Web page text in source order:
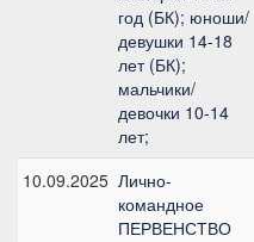
год (БК); юноши/
девушки 14-18
лет (БК);
мальчики/
девочки 10-14
лет;
10.09.2025 Лично-
командное
ПЕРВЕНСТВО